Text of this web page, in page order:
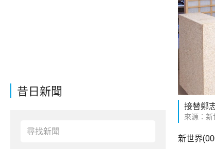
昔日新聞
接替鄭
來源：新
新世界